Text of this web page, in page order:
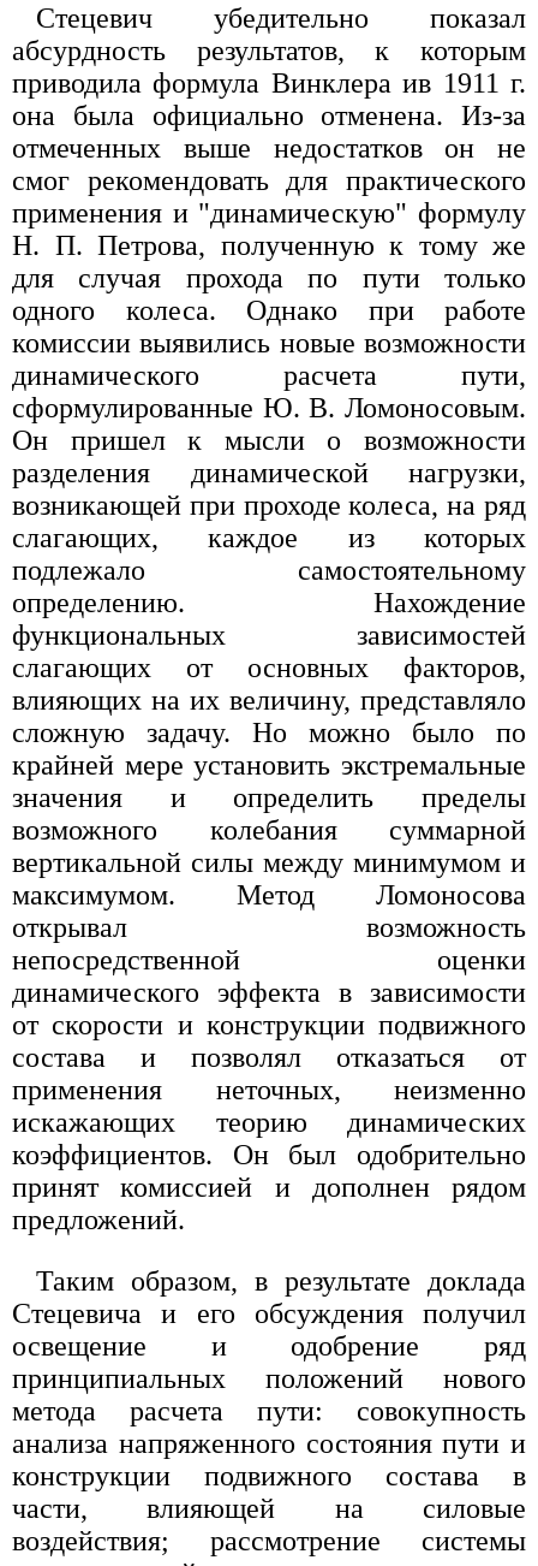
Стецевич убедительно показал
абсурдность результатов, к которым
приводила формула Винклера ив 1911 г.
она была официально отменена. Из-за
отмеченных выше недостатков он не
смог рекомендовать для практического
применения и "динамическую" формулу
Н. П. Петрова, полученную к тому же
для случая прохода по пути только
одного колеса. Однако при работе
комиссии выявились новые возможности
динамического расчета пути,
сформулированные Ю. В. Ломоносовым.
Он пришел к мысли о возможности
разделения динамической нагрузки,
возникающей при проходе колеса, на ряд
слагающих, каждое из которых
подлежало самостоятельному
определению. Нахождение
функциональных зависимостей
слагающих от основных факторов,
влияющих на их величину, представляло
сложную задачу. Но можно было по
крайней мере установить экстремальные
значения и определить пределы
возможного колебания суммарной
вертикальной силы между минимумом и
максимумом. Метод Ломоносова
открывал возможность
непосредственной оценки
динамического эффекта в зависимости
от скорости и конструкции подвижного
состава и позволял отказаться от
применения неточных, неизменно
искажающих теорию динамических
коэффициентов. Он был одобрительно
принят комиссией и дополнен рядом
предложений.
Таким образом, в результате доклада
Стецевича и его обсуждения получил
освещение и одобрение ряд
принципиальных положений нового
метода расчета пути: совокупность
анализа напряженного состояния пути и
конструкции подвижного состава в
части, влияющей на силовые
воздействия; рассмотрение системы